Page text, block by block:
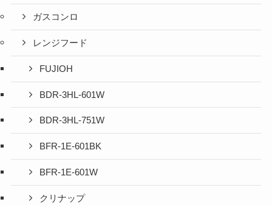
ガスコンロ
レンジフード
FUJIOH
BDR-3HL-601W
BDR-3HL-751W
BFR-1E-601BK
BFR-1E-601W
クリナップ